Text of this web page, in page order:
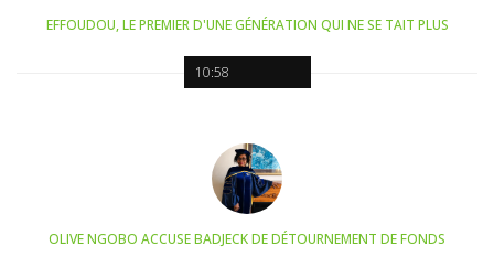
10:58
EFFOUDOU, LE PREMIER D'UNE GÉNÉRATION QUI NE SE TAIT PLUS
OLIVE NGOBO ACCUSE BADJECK DE DÉTOURNEMENT DE FONDS